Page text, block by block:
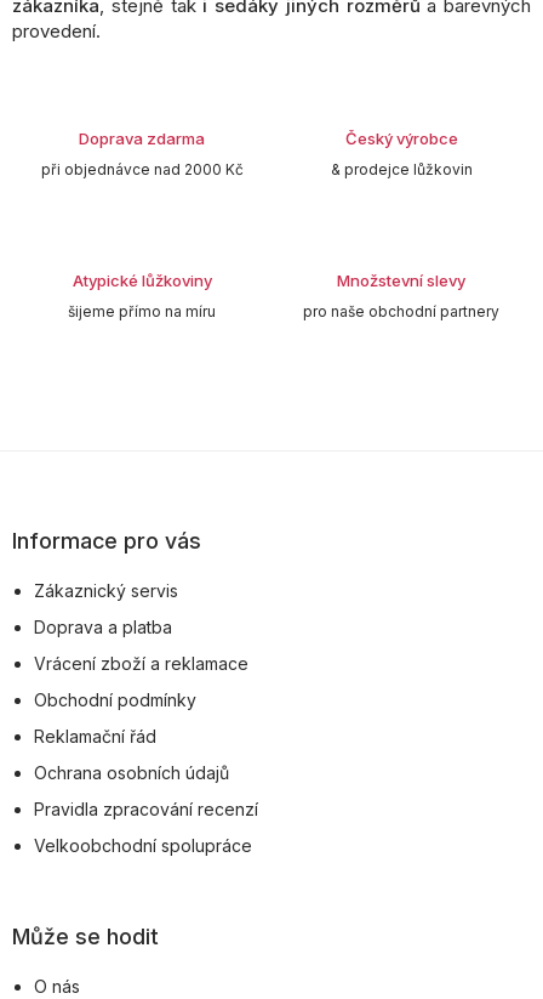
zákazníka, stejně tak i sedáky jiných rozměrů a barevných
provedení.
Doprava zdarma
při objednávce nad 2000 Kč
Český výrobce
& prodejce lůžkovin
Atypické lůžkoviny
šijeme přímo na míru
Množstevní slevy
pro naše obchodní partnery
pInformace pro vás
Zákaznický servis
Doprava a platba
Vrácení zboží a reklamace
Obchodní podmínky
Reklamační řád
Ochrana osobních údajů
Pravidla zpracování recenzí
Velkoobchodní spolupráce
Může se hodit
O nás